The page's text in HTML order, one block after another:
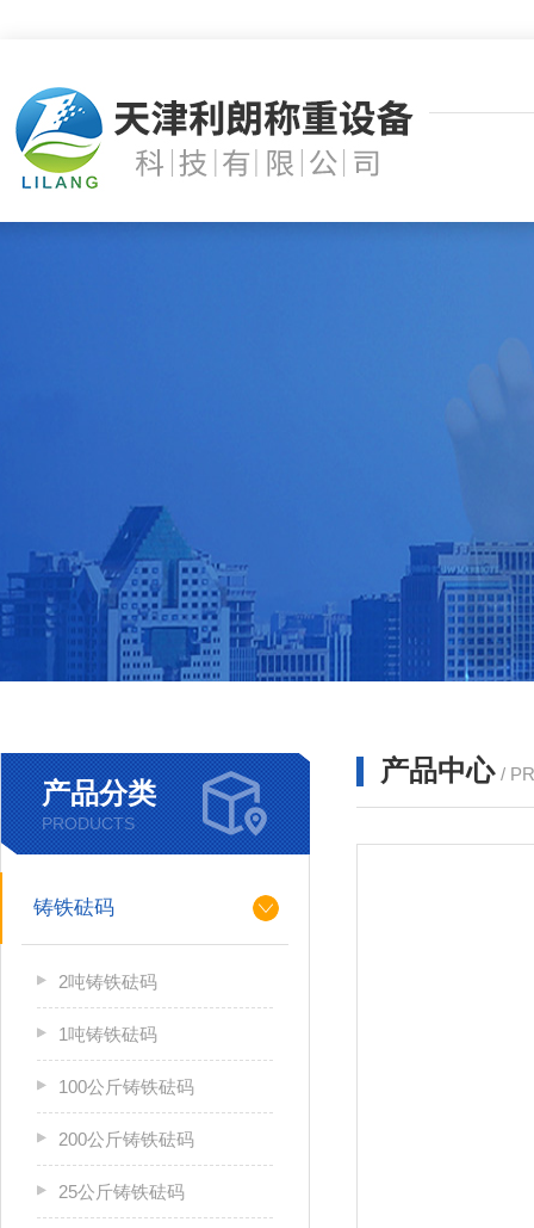
产品分类
PRODUCTS
铸铁砝码
2吨铸铁砝码
1吨铸铁砝码
100公斤铸铁砝码
200公斤铸铁砝码
25公斤铸铁砝码
产品中心 /